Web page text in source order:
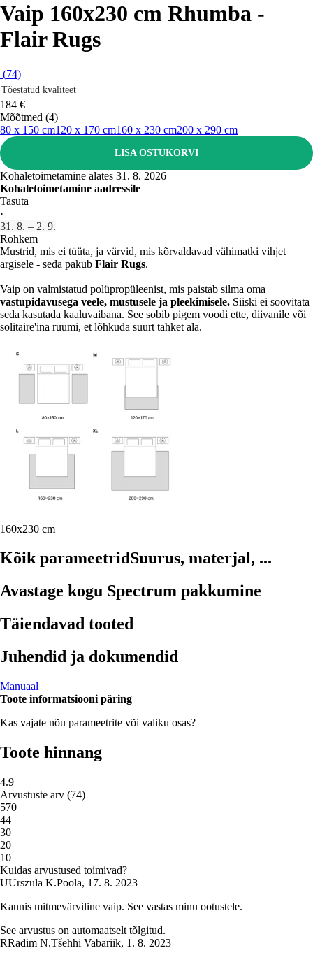
Vaip 160x230 cm Rhumba -
Flair Rugs
(74)
Tõestatud kvaliteet
184 €
Mõõtmed (4)
80 x 150 cm120 x 170 cm160 x 230 cm200 x 290 cm
LISA OSTUKORVI
Kohaletoimetamine alates 31. 8. 2026
Kohaletoimetamine aadressile
Tasuta
·
31. 8. – 2. 9.
Rohkem
Mustrid, mis ei tüüta, ja värvid, mis kõrvaldavad vähimatki vihjet
argisele - seda pakub Flair Rugs.
Vaip on valmistatud polüpropüleenist, mis paistab silma oma
vastupidavusega veele, mustusele ja pleekimisele. Siiski ei soovitata
seda kasutada kaaluvaibana. See sobib pigem voodi ette, diivanile või
solitaire'ina ruumi, et lõhkuda suurt tahket ala.
160x230 cm
Kõik parameetridSuurus, materjal, ...
Avastage kogu Spectrum pakkumine
Täiendavad tooted
Juhendid ja dokumendid
Manuaal
Toote informatsiooni päring
Kas vajate nõu parameetrite või valiku osas?
Toote hinnang
4.9
Arvustuste arv (74)
570
44
30
20
10
Kuidas arvustused toimivad?
UUrszula K.Poola, 17. 8. 2023
Kaunis mitmevärviline vaip. See vastas minu ootustele.
See arvustus on automaatselt tõlgitud.
RRadim N.Tšehhi Vabariik, 1. 8. 2023